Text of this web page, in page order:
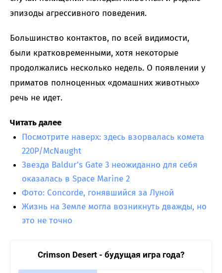
эпизоды агрессивного поведения.
Большинство контактов, по всей видимости,
были кратковременными, хотя некоторые
продолжались несколько недель. О появлении у
приматов полноценных «домашних животных»
речь не идет.
Читать далее
Посмотрите наверх: здесь взорвалась комета
220P/McNaught
Звезда Baldur’s Gate 3 неожиданно для себя
оказалась в Space Marine 2
Фото: Concorde, гонявшийся за Луной
Жизнь на Земле могла возникнуть дважды, но
это не точно
Crimson Desert - будущая игра года?